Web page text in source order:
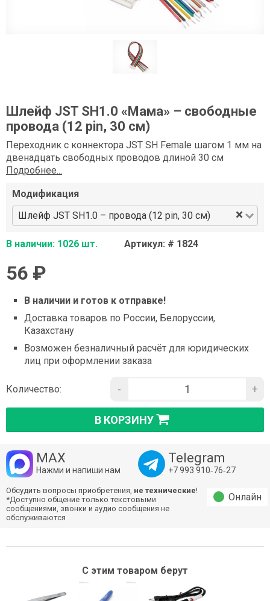
Шлейф JST SH1.0 «Мама» – свободные
провода (12 pin, 30 см)
Переходник с коннектора JST SH Female шагом 1 мм на
двенадцать свободных проводов длиной 30 см
Подробнее...
Модификация
Шлейф JST SH1.0 – провода (12 pin, 30 см)
×
В наличии: 1026 шт. Артикул: # 1824
56 ₽
В наличии и готов к отправке!
Доставка товаров по России, Белоруссии,
Казахстану
Возможен безналичный расчёт для юридических
лиц при оформлении заказа
Количество: - +
В КОРЗИНУ
MAX
Нажми и напиши нам
Telegram
+7 993 910‑76‑27
Обсудить вопросы приобретения, не технические!
*Доступно общение только текстовыми
сообщениями, звонки и аудио сообщения не
обслуживаются
Онлайн
С этим товаром берут